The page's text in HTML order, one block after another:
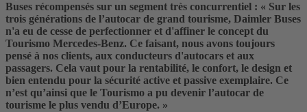
Buses récompensés sur un segment très concurrentiel : « Sur les
trois générations de l’autocar de grand tourisme, Daimler Buses
n'a eu de cesse de perfectionner et d'affiner le concept du
Tourismo Mercedes-Benz. Ce faisant, nous avons toujours
pensé à nos clients, aux conducteurs d'autocars et aux
passagers. Cela vaut pour la rentabilité, le confort, le design et
bien entendu pour la sécurité active et passive exemplaire. Ce
n’est qu’ainsi que le Tourismo a pu devenir l’autocar de
tourisme le plus vendu d’Europe. »